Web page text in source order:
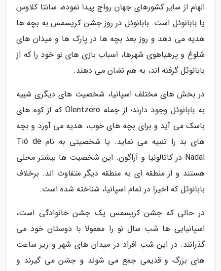
الهام از سایر کشورهای جهان رواج پیدا نموده، سانتا کلاوس
یا بابانوئل است. بابانوئل در روز جشن کریسمس به بچه ها
هدیه می دهد و روز بعد بچه ها در پارک ها و میدان های
شلوغ و پرهیاهوی شهرها، اسباب بازی های نو خود را که از
بابانوئل گرفته اند، به هم نشان می دهند.
در بخش های مختلف اسپانیا، شخصیت های دیگری شبیه
به بابانوئل وجود دارند؛ از جمله Olentzero که از کوه های
باسک می آید و برای بچه های خوب، هدیه می آورد و بچه
های بد را تنبیه می نماید. یا شخصیتی به نام Tió de
Nadal در کاتالونیا و آراگون. این شخصیت ها بیشتر محلی
هستند و از منطقه ای به منطقه دیگر متفاوت اند. برخلاف
بابانوئل که اخیرا در تمام اسپانیا، شناخته شده است.
در حالی که جشن کریسمس یک جشن خانوادگی است،
اسپانیایی ها شب سال نو را معمولا با دوستان خود می
گذرانند. در این شب افراد در میدان های شهر و زیر ساعت
های بزرگ و قدیمی جمع می شوند و جشن می گیرند و